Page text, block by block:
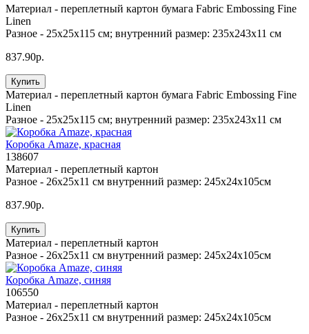
Материал - переплетный картон бумага Fabric Embossing Fine
Linen
Разное - 25х25х115 см; внутренний размер: 235х243х11 см
837.90р.
Купить
Материал - переплетный картон бумага Fabric Embossing Fine
Linen
Разное - 25х25х115 см; внутренний размер: 235х243х11 см
Коробка Amaze, красная
138607
Материал - переплетный картон
Разное - 26х25х11 см внутренний размер: 245х24х105см
837.90р.
Купить
Материал - переплетный картон
Разное - 26х25х11 см внутренний размер: 245х24х105см
Коробка Amaze, синяя
106550
Материал - переплетный картон
Разное - 26х25х11 см внутренний размер: 245х24х105см